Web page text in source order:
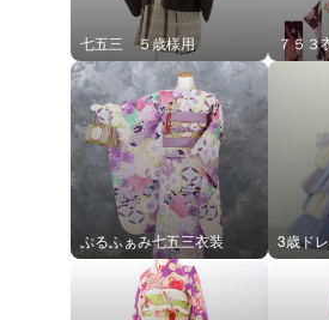
七五三 ５歳様用 ７５３
ぷるふぁみ七五三衣装 3歳ド